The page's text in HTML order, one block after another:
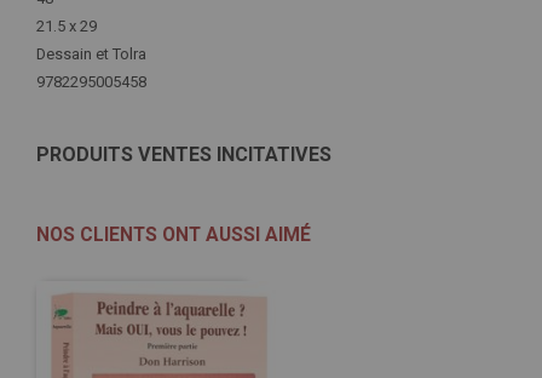
21.5 x 29
Dessain et Tolra
9782295005458
PRODUITS VENTES INCITATIVES
NOS CLIENTS ONT AUSSI AIMÉ